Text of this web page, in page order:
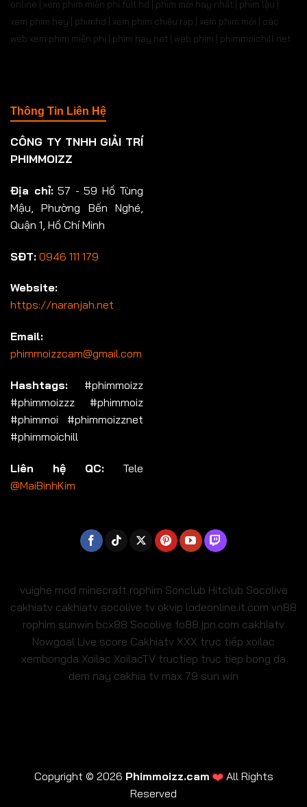
online | xem phim miễn phí full hd | phim mới hay nhất | phim lậu |
xem phim hay | phimhd | xem phim chiếu rạp | xem phim mới | các
web xem phim miễn phí | phim hay.net | web phim | phimmoichill net
Thông Tin Liên Hệ
CÔNG TY TNHH GIẢI TRÍ
PHIMMOIZZ
Địa chỉ:57 - 59 Hồ Tùng
Mậu, Phường Bến Nghé,
Quận 1, Hồ Chí Minh
SĐT: 0946 111 179
Website:
https://naranjah.net
Email:
phimmoizzcam@gmail.com
Hashtags: #phimmoizz
#phimmoizzz #phimmoiz
#phimmoi #phimmoizznet
#phimmoichill
Liên hệ QC: Tele
@MaiBinhKim
vuighe mod minecraft rophim Sonclub Hitclub Socolive
cakhiatv cakhiatv socolive tv okvip lodeonline.it.com vn88
rophim sunwin bcx88 Socolive fo88.jpn.com cakhiatv
Nowgoal Live score Cakhiatv XXX trực tiếp xoilac
xembongda Xoilac XoilacTV tructiep truc tiep bong da
dem nay cakhia tv max 79 sun win
Copyright © 2026 Phimmoizz.cam❤️All Rights
Reserved